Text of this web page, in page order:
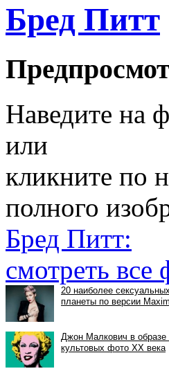
Бред Питт
Наведите на
или
кликните по
полного
Бред Питт:
смотреть все